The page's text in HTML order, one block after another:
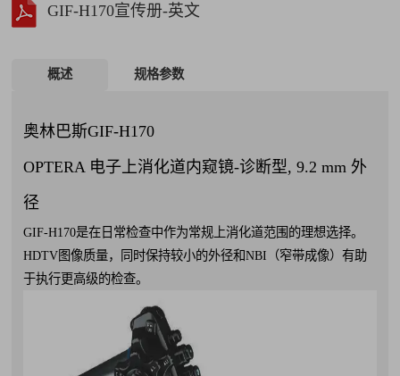
GIF-H170宣传册-英文
概述 规格参数
奥林巴斯GIF-H170
OPTERA 电子上消化道内窥镜-诊断型, 9.2 mm 外
径
GIF-H170是在日常检查中作为常规上消化道范围的理想选择。
HDTV图像质量，同时保持较小的外径和NBI（窄带成像）有助
于执行更高级的检查。